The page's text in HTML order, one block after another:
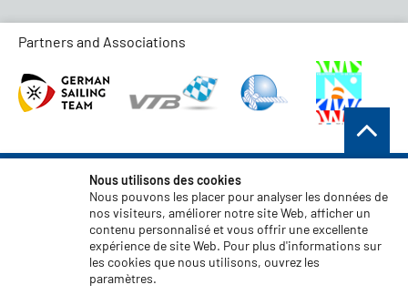
Partners and Associations
Conditions générales de vente
Protection des données
Clause de non-responsabilité
Mentions légales
Code of Conduct
Nous utilisons des cookies
Nous pouvons les placer pour analyser les données de
nos visiteurs, améliorer notre site Web, afficher un
contenu personnalisé et vous offrir une excellente
expérience de site Web. Pour plus d'informations sur
les cookies que nous utilisons, ouvrez les
paramètres.